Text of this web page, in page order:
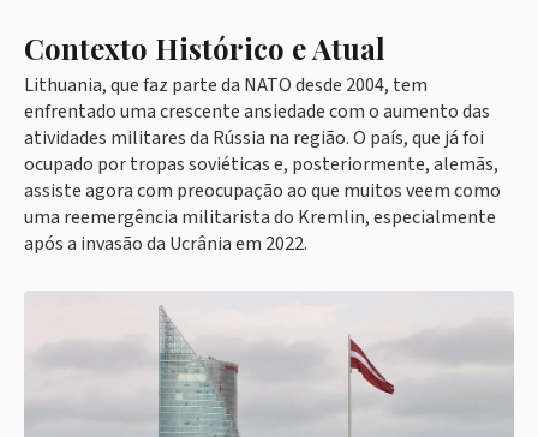
Contexto Histórico e Atual
Lithuania, que faz parte da NATO desde 2004, tem
enfrentado uma crescente ansiedade com o aumento das
atividades militares da Rússia na região. O país, que já foi
ocupado por tropas soviéticas e, posteriormente, alemãs,
assiste agora com preocupação ao que muitos veem como
uma reemergência militarista do Kremlin, especialmente
após a invasão da Ucrânia em 2022.